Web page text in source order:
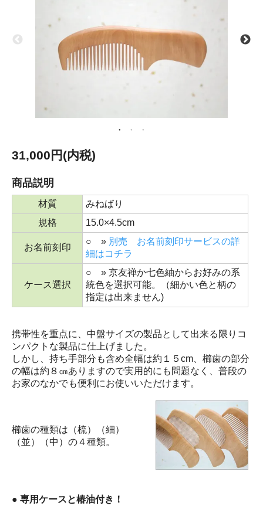
31,000円(内税)
商品説明
材質
みねばり
規格
15.0×4.5cm
お名前刻印
○ » 別売 お名前刻印サービスの詳
細はコチラ
ケース選択
○ » 京友禅か七色紬からお好みの系
統色を選択可能。（細かい色と柄の
指定は出来ません)
携帯性を重点に、中盤サイズの製品として出来る限りコ
ンパクトな製品に仕上げました。
しかし、持ち手部分も含め全幅は約１５cm、櫛歯の部分
の幅は約８㎝ありますので実用的にも問題なく、普段の
お家のなかでも便利にお使いいただけます。
櫛歯の種類は（梳）（細）
（並）（中）の４種類。
● 専用ケースと椿油付き！